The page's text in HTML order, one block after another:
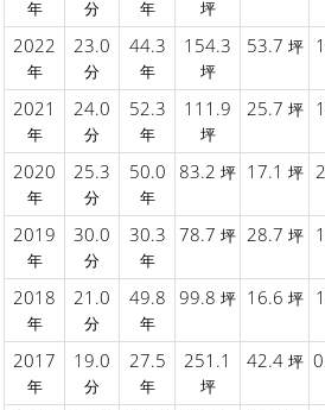
年 分 年 坪
2022
年
23.0
分
44.3
年
154.3
坪
53.7 坪
2021
年
24.0
分
52.3
年
111.9
坪
25.7 坪
2020
年
25.3
分
50.0
年
83.2 坪 17.1 坪
2019
年
30.0
分
30.3
年
78.7 坪 28.7 坪
2018
年
21.0
分
49.8
年
99.8 坪 16.6 坪
2017
年
19.0
分
27.5
年
251.1
坪
42.4 坪